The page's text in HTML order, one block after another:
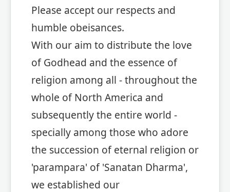
Please accept our respects and
humble obeisances.
With our aim to distribute the love
of Godhead and the essence of
religion among all - throughout the
whole of North America and
subsequently the entire world -
specially among those who adore
the succession of eternal religion or
'parampara' of 'Sanatan Dharma',
we established our